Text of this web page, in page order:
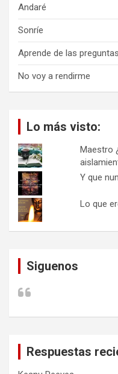
Andaré
Sonríe
Aprende de las
No voy a rendirme
Lo más visto:
Maestro
Y que
Lo que
Siguenos
Respuestas